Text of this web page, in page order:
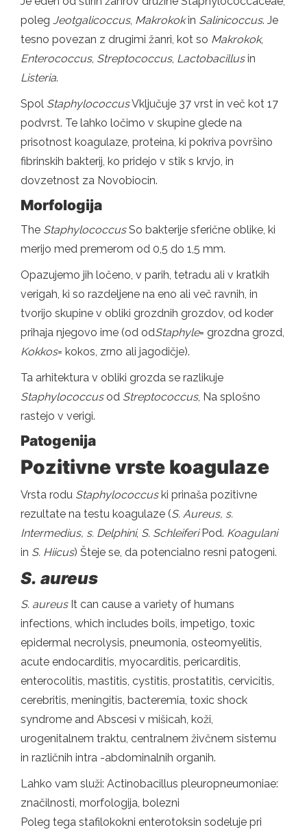
poleg Jeotgalicoccus, Makrokokin Salinicoccus. Je
tesno povezan z drugimi žanri, kot so Makrokok,
Enterococcus, Streptococcus, Lactobacillusin
Listeria.
Spol StaphylococcusVključuje 37 vrst in več kot 17
podvrst. Te lahko ločimo v skupine glede na
prisotnost koagulaze, proteina, ki pokriva površino
fibrinskih bakterij, ko pridejo v stik s krvjo, in
dovzetnost za Novobiocin.
Morfologija
The StaphylococcusSo bakterije sferične oblike, ki
merijo med premerom od 0,5 do 1,5 mm.
Opazujemo jih ločeno, v parih, tetradu ali v kratkih
verigah, ki so razdeljene na eno ali več ravnih, in
tvorijo skupine v obliki grozdnih grozdov, od koder
prihaja njegovo ime (od odStaphyle= grozdna grozd,
Kokkos= kokos, zrno ali jagodičje).
Ta arhitektura v obliki grozda se razlikuje
Staphylococcusod Streptococcus, Na splošno
rastejo v verigi.
Patogenija
Pozitivne vrste koagulaze
Vrsta rodu Staphylococcuski prinaša pozitivne
rezultate na testu koagulaze (S. Aureus, s.
Intermedius, s. Delphini, S. SchleiferiPod. Koagulani
in S. Hiicus) Šteje se, da potencialno resni patogeni.
S. aureus
S. aureusIt can cause a variety of humans
infections, which includes boils, impetigo, toxic
epidermal necrolysis, pneumonia, osteomyelitis,
acute endocarditis, myocarditis, pericarditis,
enterocolitis, mastitis, cystitis, prostatitis, cervicitis,
cerebritis, meningitis, bacteremia, toxic shock
syndrome and Abscesi v mišicah, koži,
urogenitalnem traktu, centralnem živčnem sistemu
in različnih intra -abdominalnih organih.
Lahko vam služi: Actinobacillus pleuropneumoniae:
značilnosti, morfologija, bolezni
Poleg tega stafilokokni enterotoksin sodeluje pri